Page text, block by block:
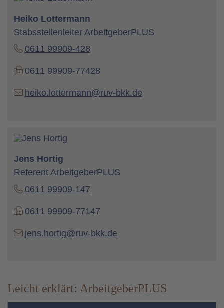
Heiko Lottermann
Stabsstellenleiter ArbeitgeberPLUS
0611 99909-428
0611 99909-77428
heiko.lottermann@ruv-bkk.de
Jens Hortig
Referent ArbeitgeberPLUS
0611 99909-147
0611 99909-77147
jens.hortig@ruv-bkk.de
Leicht erklärt: ArbeitgeberPLUS